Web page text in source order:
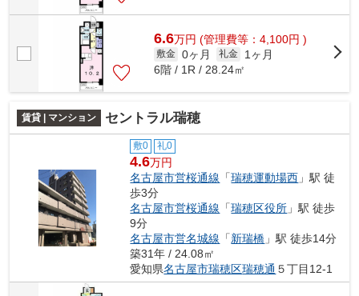
6.6万円 (管理費等：4,100円 )
敷金 0ヶ月 礼金
1ヶ月
6階 / 1R / 28.24㎡
賃貸 | マンション セントラル瑞穂
敷0 礼0
4.6万円
名古屋市営桜通線 「瑞穂運動場西 」駅 徒
歩3分
名古屋市営桜通線 「瑞穂区役所 」駅 徒歩
9分
名古屋市営名城線 「新瑞橋 」駅 徒歩14分
築31年 / 24.08㎡
愛知県名古屋市瑞穂区瑞穂通 ５丁目12-1